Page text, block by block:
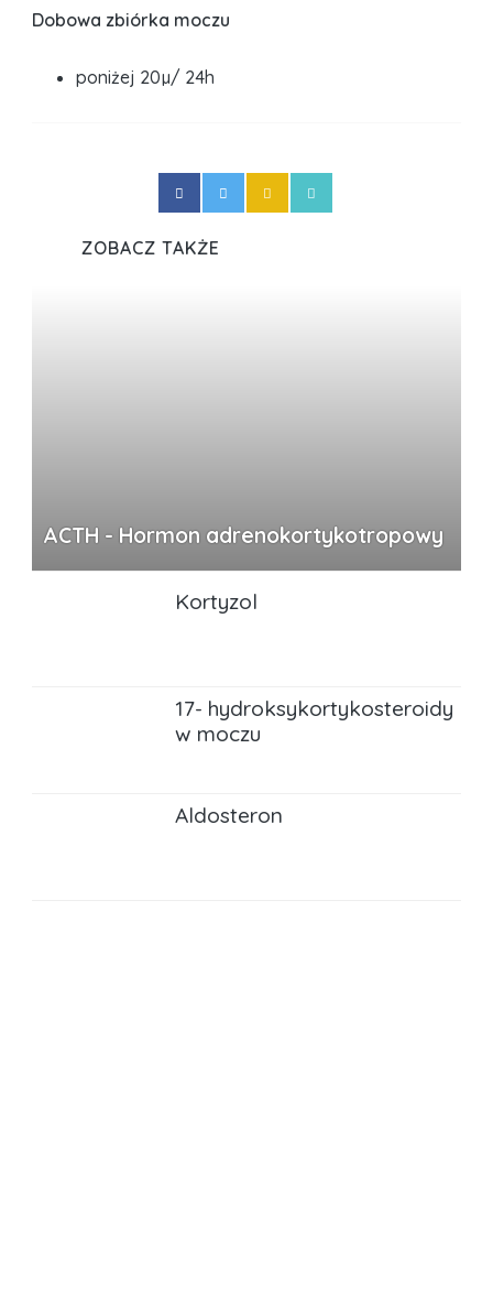
Dobowa zbiórka moczu
poniżej 20µ/ 24h
ZOBACZ TAKŻE
ACTH - Hormon adrenokortykotropowy
Kortyzol
17- hydroksykortykosteroidy
w moczu
Aldosteron